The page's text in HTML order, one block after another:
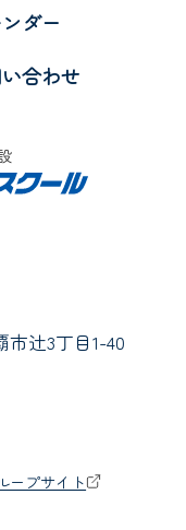
ダー
合わせ
市辻3丁目1-40
ープサイト